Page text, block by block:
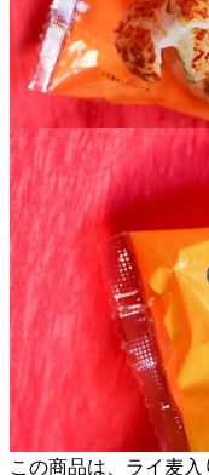
この商品は、ライ麦